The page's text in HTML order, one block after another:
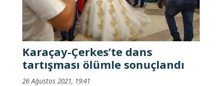
Karaçay-Çerkes’te dans
tartışması ölümle sonuçlandı
26 Ağustos 2021, 19:41